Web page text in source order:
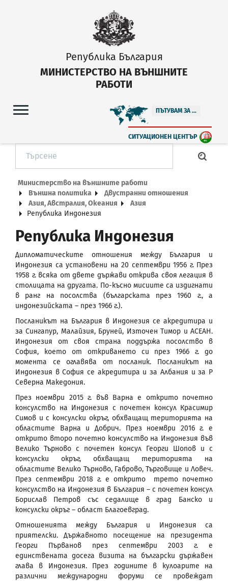
Република България
МИНИСТЕРСТВО НА ВЪНШНИТЕ
РАБОТИ
ПЪТУВАМ ЗА ...
СИТУАЦИОНЕН ЦЕНТЪР
Министерство на външните работи
Външна политика
Двустранни отношения
Азия, Австралия, Океания
Азия
Република Индонезия
Република Индонезия
Дипломатическите отношения между България и
Индонезия са установени на 20 септември 1956 г. През
1958 г. всяка от двете държави открива своя легация в
столицата на другата. По-късно мисиите са издигнати
в ранг на посолства (българската през 1960 г., а
индонезийската – през 1966 г.).
Посланикът на България в Индонезия се акредитира и
за Сингапур, Малайзия, Бруней, Източен Тимор и АСЕАН.
Индонезия от своя страна поддържа посолство в
София, което от откриването си през 1966 г. до
момента се оглавява от посланик. Посланикът на
Индонезия в София се акредитира и за Албания и за Р
Северна Македония.
През ноември 2015 г. във Варна е открито почетно
консулство на Индонезия с почетен консул Красимир
Симов и с консулски окръг, обхващащ територията на
областите Варна и Добрич. През ноември 2016 г. е
открито второ почетно консулство на Индонезия във
Велико Търново с почетен консул Георги Шопов и с
консулски окръг, обхващащ територията на
областите Велико Търново, Габрово, Търговище и Ловеч.
През септември 2018 г. е открито трето почетно
консулство на Индонезия в България – с почетен консул
Борислав Петров със седалище в град Банско и
консулски окръг – област Благоевград.
Отношенията между България и Индонезия са
приятелски. Държавното посещение на президента
Георги Първанов през септември 2003 г. е
единствената досега визита на български държавен
глава в Индонезия. През годините в кулоарите на
различни международни форуми се провеждат